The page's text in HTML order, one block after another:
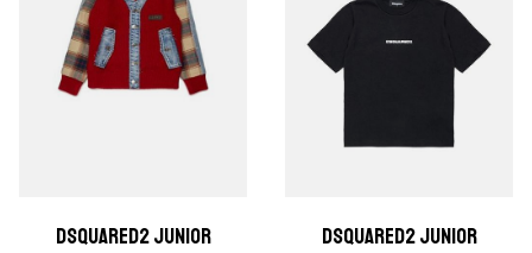
dsquared2 junior dsquared2 junior